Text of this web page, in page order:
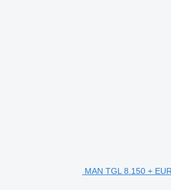
MAN TGL 8.150 +